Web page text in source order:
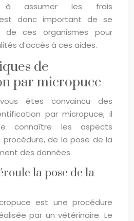
à assumer les frais
est donc important de se
de ces organismes pour
d’accès à ces aides.
de
par micropuce
êtes convaincu des
par micropuce, il
connaître les aspects
de la pose de la
des données.
la pose de la
est une procédure
par un vétérinaire. Le